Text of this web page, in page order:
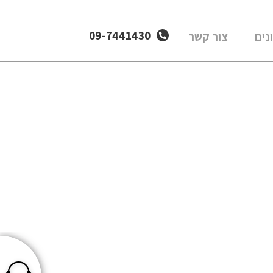
צור קשר 09-7441430